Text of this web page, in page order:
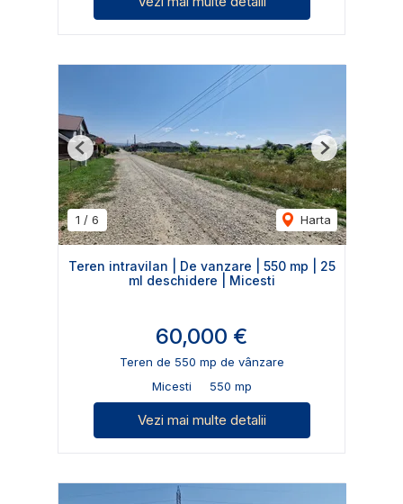
1 / 6 Harta
Previous Next
Teren intravilan | De vanzare | 550 mp | 25
ml deschidere | Micesti
60,000 €
Teren de 550 mp de vânzare
Micesti
550 mp
Vezi mai multe detalii